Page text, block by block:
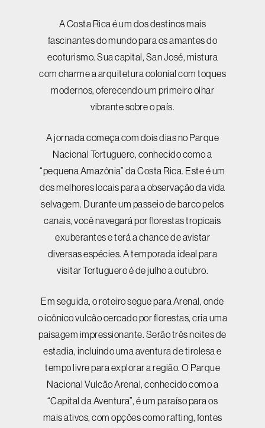
A Costa Rica é um dos destinos mais
fascinantes do mundo para os amantes do
ecoturismo. Sua capital, San José, mistura
com charme a arquitetura colonial com toques
modernos, oferecendo um primeiro olhar
vibrante sobre o país.
A jornada começa com dois dias no Parque
Nacional Tortuguero, conhecido como a
“pequena Amazônia” da Costa Rica. Este é um
dos melhores locais para a observação da vida
selvagem. Durante um passeio de barco pelos
canais, você navegará por florestas tropicais
exuberantes e terá a chance de avistar
diversas espécies. A temporada ideal para
visitar Tortuguero é de julho a outubro.
Em seguida, o roteiro segue para Arenal, onde
o icônico vulcão cercado por florestas, cria uma
paisagem impressionante. Serão três noites de
estadia, incluindo uma aventura de tirolesa e
tempo livre para explorar a região. O Parque
Nacional Vulcão Arenal, conhecido como a
“Capital da Aventura”, é um paraíso para os
mais ativos, com opções como rafting, fontes